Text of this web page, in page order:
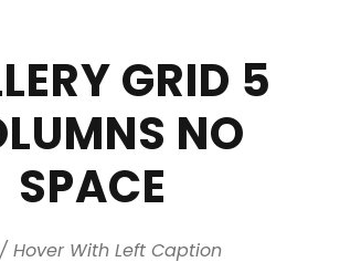
GRID 5
NO
SPACE
Hover With Left Caption